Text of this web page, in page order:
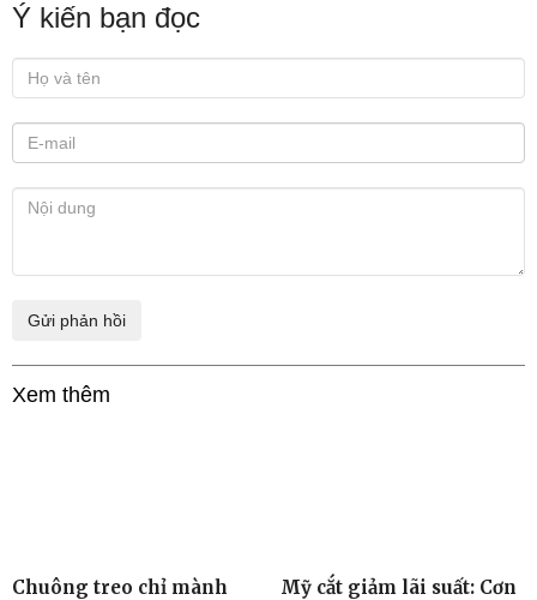
Ý kiến bạn đọc
Xem thêm
Chuông treo chỉ mành
Mỹ cắt giảm lãi suất: Cơn